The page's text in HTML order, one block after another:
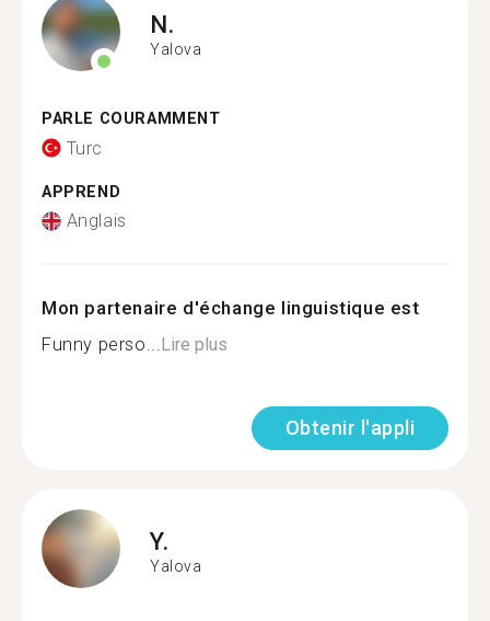
N.
Yalova
PARLE COURAMMENT
Turc
APPREND
Anglais
Mon partenaire d'échange linguistique est
Funny perso...Lire plus
Obtenir l'appli
Y.
Yalova